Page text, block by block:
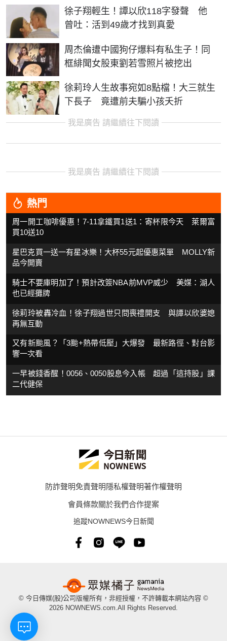
徐子翔輕生！譚以欣118字發聲 他
曾吐：活到49歲才找到真愛
周杰倫遭中國狗仔爆料有私生子！同
框緋聞女股東劉若雪照片被挖出
徐莉玲人生故事宛如8點檔！大三就生
下長子 竟遭前夫騙小孩夭折
我是廣告 請繼續往下閱讀
我是廣告 請繼續往下閱讀
熱門
周一開工咖啡優惠！7-11拿鐵買1送1：寄杯限今天 萊爾富
買10送10
星巴克買一送一有星冰樂！大杯55元起優惠菜單 MOLLY新
品今開賣
騎士不要庫明加了！預計改簽NBA前MVP威少 美媒：湖人
也已經攤牌
徐莉玲被轟冷血！徐子翔過世只問喪禮開支 與譚以欣婆媳
再無互動
又有新颱風？「3颱+熱帶低壓」大爆發 最新路徑、對台影
響一次看
一早被錢香醒！0056、0050股息今入帳 超過「這持股」課
二代健保
防詐聲明免責聲明隱私權聲明著作權聲明
會員條款關於我們合作提案
追蹤NOWNEWS今日新聞
© 今日傳媒(股)公司版權所有，非經授權，不許轉載本網站內容 ©
2026 NOWNEWS.com.All Rights Reserved.